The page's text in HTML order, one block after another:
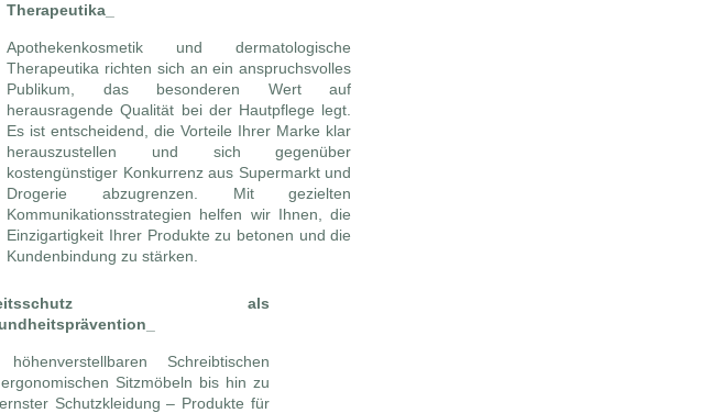
Therapeutika_
Apothekenkosmetik und dermatologische
Therapeutika richten sich an ein anspruchsvolles
Publikum, das besonderen Wert auf
herausragende Qualität bei der Hautpflege legt.
Es ist entscheidend, die Vorteile Ihrer Marke klar
herauszustellen und sich gegenüber
kostengünstiger Konkurrenz aus Supermarkt und
Drogerie abzugrenzen. Mit gezielten
Kommunikationsstrategien helfen wir Ihnen, die
Einzigartigkeit Ihrer Produkte zu betonen und die
Kundenbindung zu stärken.
als
höhenverstellbaren Schreibtischen
Sitzmöbeln bis hin zu
Schutzkleidung – Produkte für